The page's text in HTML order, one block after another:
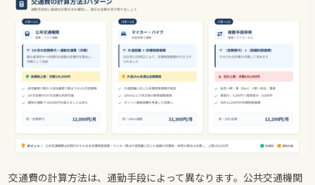
交通費の計算方法は、通勤手段によって異なります。公共交通機関